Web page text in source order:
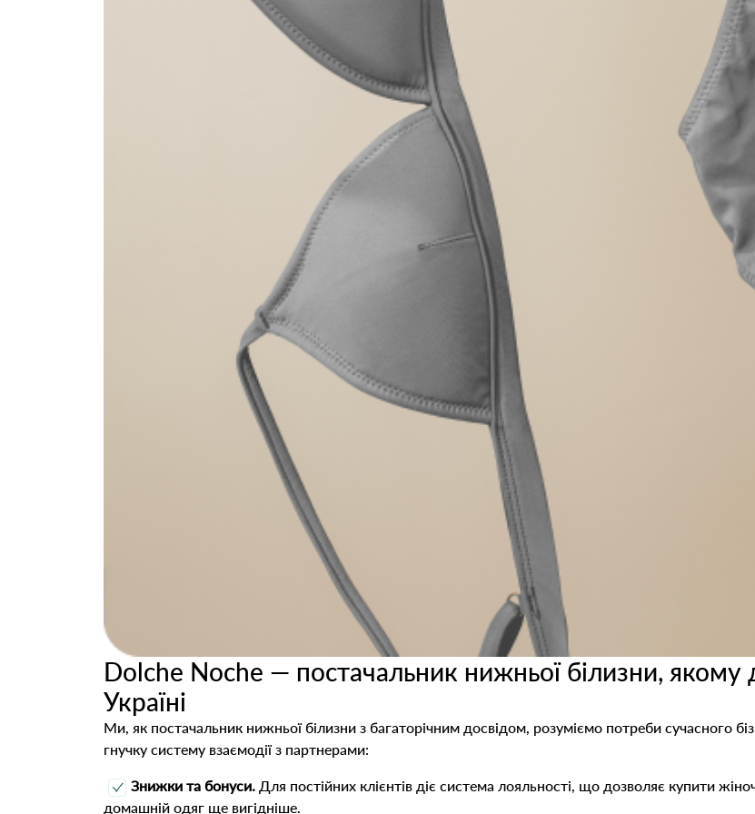
Dolche Noche — постачальник нижньої білизни, якому
Україні
Ми, як постачальник нижньої білизни з багаторічним досвідом, розуміємо потреби сучасного
гнучку систему взаємодії з партнерами:
Знижки та бонуси. Для постійних клієнтів діє система лояльності, що дозволяє купити
домашній одяг ще вигідніше.